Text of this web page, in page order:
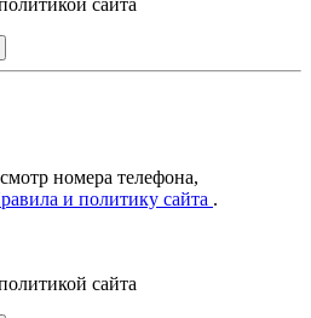
сайта
номера телефона,
и политику сайта .
сайта